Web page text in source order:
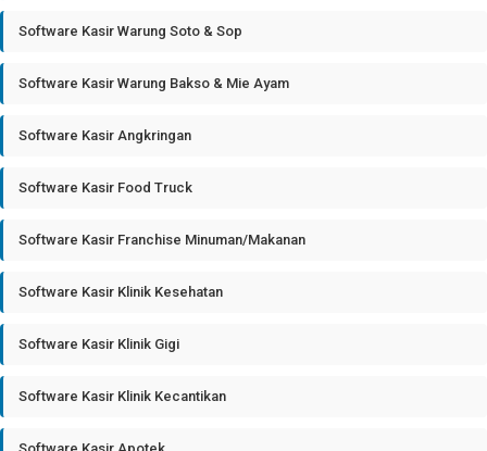
Software Kasir Warung Soto & Sop
Software Kasir Warung Bakso & Mie Ayam
Software Kasir Angkringan
Software Kasir Food Truck
Software Kasir Franchise Minuman/Makanan
Software Kasir Klinik Kesehatan
Software Kasir Klinik Gigi
Software Kasir Klinik Kecantikan